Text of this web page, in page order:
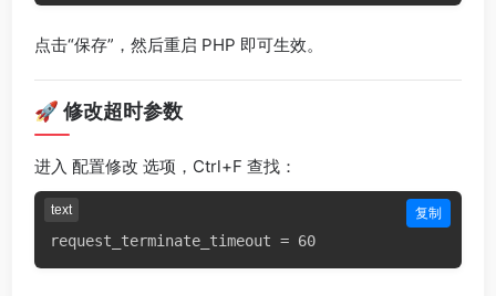
点击“保存”，然后重启 PHP 即可生效。
🚀 修改超时参数
进入 配置修改 选项，Ctrl+F 查找：
text 复制